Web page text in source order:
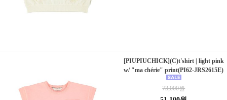
[PIUPIUCHICK](C)t'shirt | light pink
w/ "ma chérie" print(PI62-JRS2615E)
73,000원